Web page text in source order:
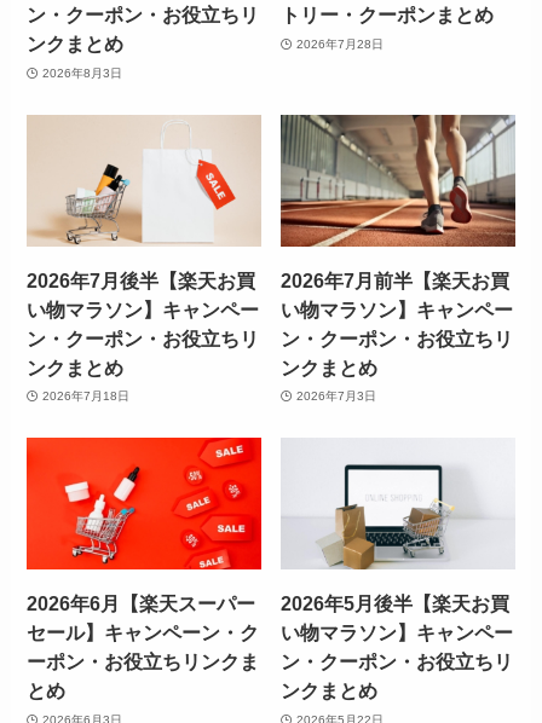
ン・クーポン・お役立ちリ
ンクまとめ
2026年8月3日
トリー・クーポンまとめ
2026年7月28日
2026年7月後半【楽天お買
い物マラソン】キャンペー
ン・クーポン・お役立ちリ
ンクまとめ
2026年7月18日
2026年7月前半【楽天お買
い物マラソン】キャンペー
ン・クーポン・お役立ちリ
ンクまとめ
2026年7月3日
2026年6月【楽天スーパー
セール】キャンペーン・ク
ーポン・お役立ちリンクま
とめ
2026年6月3日
2026年5月後半【楽天お買
い物マラソン】キャンペー
ン・クーポン・お役立ちリ
ンクまとめ
2026年5月22日